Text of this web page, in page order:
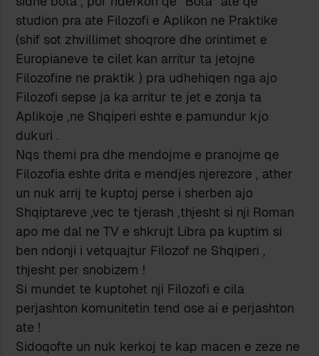
studion pra ate Filozofi e Aplikon ne Praktike
(shif sot zhvillimet shoqrore dhe orintimet e
Europianeve te cilet kan arritur ta jetojne
Filozofine ne praktik ) pra udhehiqen nga ajo
Filozofi sepse ja ka arritur te jet e zonja ta
Aplikoje ,ne Shqiperi eshte e pamundur kjo
dukuri .
Nqs themi pra dhe mendojme e pranojme qe
Filozofia eshte drita e mendjes njerezore , ather
un nuk arrij te kuptoj perse i sherben ajo
Shqiptareve ,vec te tjerash ,thjesht si nji Roman
apo me dal ne TV e shkrujt Libra pa kuptim si
ben ndonji i vetquajtur Filozof ne Shqiperi ,
thjesht per snobizem !
Si mundet te kuptohet nji Filozofi e cila
perjashton komunitetin tend ose ai e perjashton
ate !
Sidoqofte un nuk kerkoj te kap macen e zeze ne